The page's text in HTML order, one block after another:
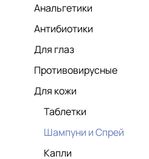
Анальгетики
Антибиотики
Для глаз
Противовирусные
Для кожи
Таблетки
Шампуни и Спрей
Капли